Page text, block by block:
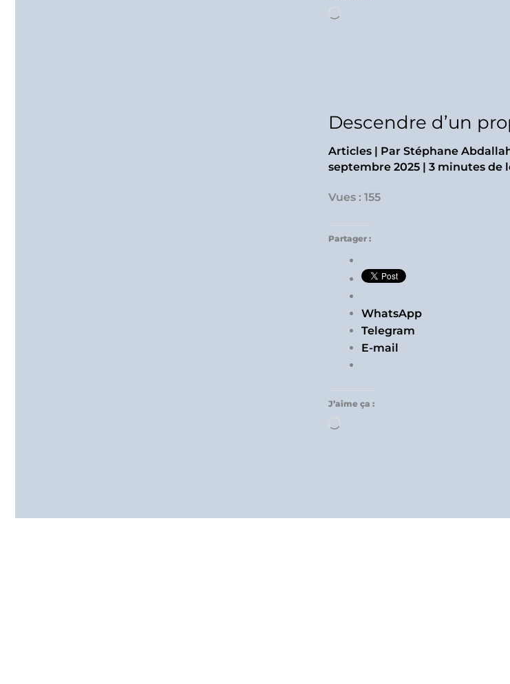
Descendre d’un
Articles | Par Stéphane
septembre 2025 | 3 minutes de
Vues : 155
Partager :
WhatsApp
Telegram
E-mail
J’aime ça :